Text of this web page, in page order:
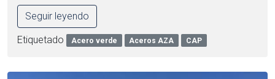
Seguir leyendo
Etiquetado Acero verde Aceros AZA CAP